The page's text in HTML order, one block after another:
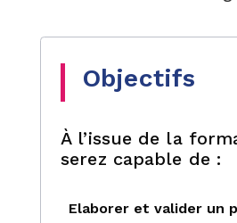
Objectifs
À l’issue de la
serez capable de :
Elaborer et valider un